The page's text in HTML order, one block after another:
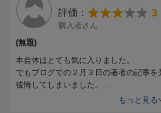
誰かも書いてましたが相当気が強い方の
実生活でそれは別にかまわないのですが
レビューを書いた人を不快にするのはど
この人の本は買いません。
またこういうレビューを書くと「内容に
本人から批判されるかもしれませんね。
どんな理由でその本を買うか、買わな
ーも購入者の自由です。
ちなみにブックオフにも持っていきませ
評価： 3
購入者さん
(無題)
本自体はとても気に入りました。
でもブログでの２月３日の著者の記事
後悔してしまいました。
その後の記事にも、図書館を利用する事
もっと見る